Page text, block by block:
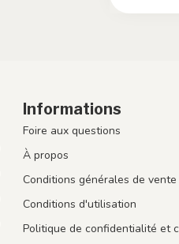
Informations
Foire aux questions
À propos
Conditions générales de vente
Conditions d'utilisation
Politique de confidentialité et